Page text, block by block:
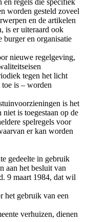
regels die specifiek
worden gesteld zoveel
en de artikelen
is er uiteraard ook
burger en organisatie
nieuwe regelgeving,
tegen het licht
is – worden
is het
is toegestaan op de
spelregels voor
er kan worden
gedeelte in gebruik
aan het besluit van
9 maart 1984, dat wil
het gebruik van een
verhuizen, dienen